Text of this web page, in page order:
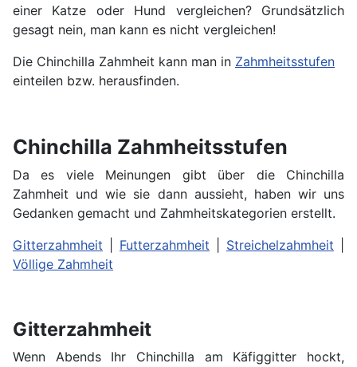
einer Katze oder Hund vergleichen? Grundsätzlich
gesagt nein, man kann es nicht vergleichen!
Die Chinchilla Zahmheit kann man in Zahmheitsstufen
einteilen bzw. herausfinden.
Chinchilla Zahmheitsstufen
Da es viele Meinungen gibt über die Chinchilla
Zahmheit und wie sie dann aussieht, haben wir uns
Gedanken gemacht und Zahmheitskategorien erstellt.
Gitterzahmheit
Futterzahmheit Streichelzahmheit
Völlige Zahmheit
Gitterzahmheit
Wenn Abends Ihr Chinchilla am Käfiggitter hockt,